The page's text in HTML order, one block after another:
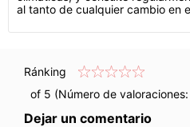
al tanto de cualquier cambio en
Ránking
of 5 (Número de valoraciones:
Dejar un comentario